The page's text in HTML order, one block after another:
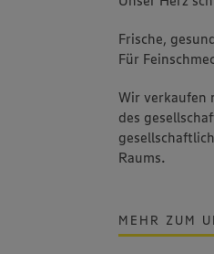
Frische,
Für
Wir verkaufen
des
Raums.
MEHR ZUM